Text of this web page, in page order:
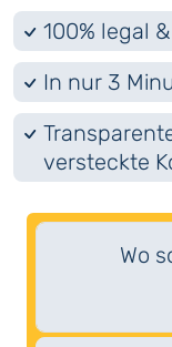
100% legal
In nur 3
versteckte
Wo